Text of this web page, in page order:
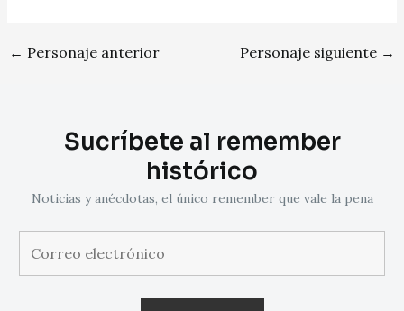
← Personaje anterior Personaje siguiente →
Sucríbete al remember
histórico
Noticias y anécdotas, el único remember que vale la pena